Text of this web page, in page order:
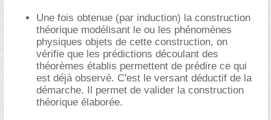
Une fois obtenue (par induction) la construction
théorique modélisant le ou les phénomènes
physiques objets de cette construction, on
vérifie que les prédictions découlant des
théorèmes établis permettent de prédire ce qui
est déjà observé. C'est le versant déductif de la
démarche. Il permet de valider la construction
théorique élaborée.